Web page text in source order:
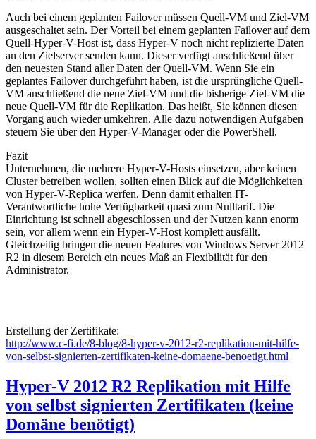
Auch bei einem geplanten Failover müssen Quell-VM und Ziel-VM
ausgeschaltet sein. Der Vorteil bei einem geplanten Failover auf dem
Quell-Hyper-V-Host ist, dass Hyper-V noch nicht replizierte Daten
an den Zielserver senden kann. Dieser verfügt anschließend über
den neuesten Stand aller Daten der Quell-VM. Wenn Sie ein
geplantes Failover durchgeführt haben, ist die ursprüngliche Quell-
VM anschließend die neue Ziel-VM und die bisherige Ziel-VM die
neue Quell-VM für die Replikation. Das heißt, Sie können diesen
Vorgang auch wieder umkehren. Alle dazu notwendigen Aufgaben
steuern Sie über den Hyper-V-Manager oder die PowerShell.
Fazit
Unternehmen, die mehrere Hyper-V-Hosts einsetzen, aber keinen
Cluster betreiben wollen, sollten einen Blick auf die Möglichkeiten
von Hyper-V-Replica werfen. Denn damit erhalten IT-
Verantwortliche hohe Verfügbarkeit quasi zum Nulltarif. Die
Einrichtung ist schnell abgeschlossen und der Nutzen kann enorm
sein, vor allem wenn ein Hyper-V-Host komplett ausfällt.
Gleichzeitig bringen die neuen Features von Windows Server 2012
R2 in diesem Bereich ein neues Maß an Flexibilität für den
Administrator.
Erstellung der Zertifikate:
http://www.c-fi.de/8-blog/8-hyper-v-2012-r2-replikation-mit-hilfe-
von-selbst-signierten-zertifikaten-keine-domaene-benoetigt.html
Hyper-V 2012 R2 Replikation mit Hilfe
von selbst signierten Zertifikaten (keine
Domäne benötigt)